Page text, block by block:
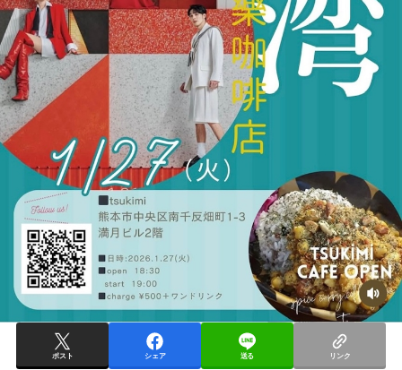
ポスト シェア 送る リンク